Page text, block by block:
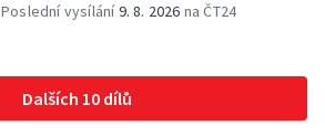
Poslední vysílání9. 8. 2026 na ČT24
Dalších 10 dílů